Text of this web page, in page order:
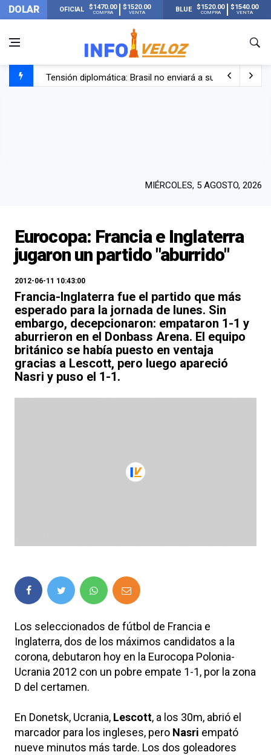
DOLAR OFICIAL $1470.00
COMPRA
$1520.00
VENTA BLUE $1520.00
COMPRA
$1540.00
VENTA
Tensión diplomática: Brasil no enviará a su embajador
MIÉRCOLES, 5 AGOSTO, 2026
Eurocopa: Francia e Inglaterra
jugaron un partido "aburrido"
2012-06-11 10:43:00
Francia-Inglaterra fue el partido que más
esperado para la jornada de lunes. Sin
embargo, decepcionaron: empataron 1-1 y
aburrieron en el Donbass Arena. El equipo
británico se había puesto en ventaja
gracias a Lescott, pero luego apareció
Nasri y puso el 1-1.
Los seleccionados de fútbol de Francia e
Inglaterra, dos de los máximos candidatos a la
corona, debutaron hoy en la Eurocopa Polonia-
Ucrania 2012 con un pobre empate 1-1, por la zona
D del certamen.
En Donetsk, Ucrania, Lescott, a los 30m, abrió el
marcador para los ingleses, pero Nasri empató
nueve minutos más tarde. Los dos goleadores